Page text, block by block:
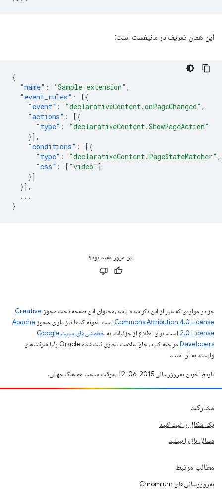
این همان تعریف در مانیفست است:
{
"name" : "Sample extension" ,
"event_rules" :
[{
"event" : "declarativeContent.onPageChanged" ,
"actions" :
[{
"type" :
"declarativeContent.ShowPageAction"
}],
"conditions" :
[{
"type" : "declarativeContent.PageStateMatcher" ,
"css" : [ "video" ]
}]
}],
...
}
این مرور مفید بود؟
جز در مواردی که غیر از این ذکر شده باشد،‌محتوای این صفحه تحت مجوز Creative
Commons Attribution 4.0 License است. نمونه کدها نیز دارای مجوز Apache
2.0 License است. برای اطلاع از جزئیات، به
خطمشی‌های سایت Google
Developers‏
مراجعه کنید. جاوا علامت تجاری ثبت‌شده Oracle و/یا شرکت‌های
وابسته به آن است.
تاریخ آخرین به‌روزرسانی 2015-06-12 به‌وقت ساعت هماهنگ جهانی.
مشارکت
یک اشکال را ثبت کنید
مسائل باز را ببینید
مطالب مرتبط
به‌روزرسانی‌های Chromium